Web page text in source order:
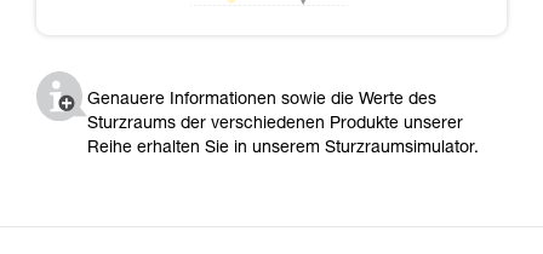
Genauere Informationen sowie die Werte des
Sturzraums der verschiedenen Produkte unserer
Reihe erhalten Sie in unserem Sturzraumsimulator.